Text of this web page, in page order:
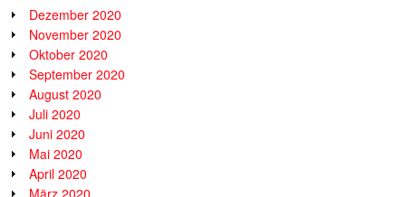
Dezember 2020
November 2020
Oktober 2020
September 2020
August 2020
Juli 2020
Juni 2020
Mai 2020
April 2020